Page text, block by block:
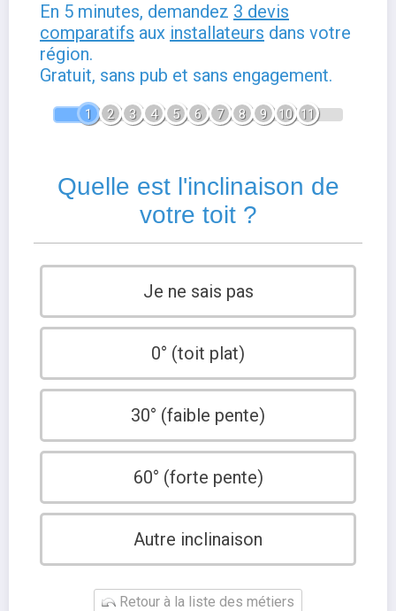
En 5 minutes, demandez 3 devis
comparatifs aux installateurs dans votre
région.
Gratuit, sans pub et sans engagement.
1 2 3 4 5 6 7 8 9 10 11
Quelle est l'inclinaison de
votre toit ?
Je ne sais pas
0° (toit plat)
30° (faible pente)
60° (forte pente)
Autre inclinaison
Retour à la liste des métiers